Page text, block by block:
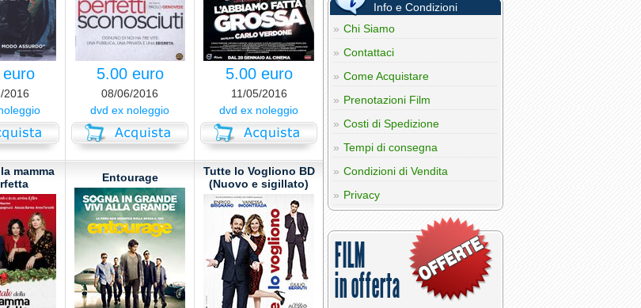
2016
5.00 euro
08/06/2016
dvd ex noleggio
5.00 euro
11/05/2016
dvd ex noleggio
mamma
Entourage
Tutte lo Vogliono BD
(Nuovo e sigillato)
Info e Condizioni
Chi Siamo
Contattaci
Come Acquistare
Prenotazioni Film
Costi di Spedizione
Tempi di consegna
Condizioni di Vendita
Privacy
FILM
in offerta